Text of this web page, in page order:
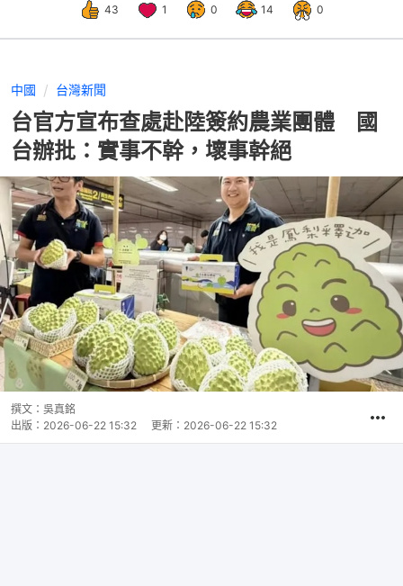
43 1 0 14 0
中國 台灣新聞
台官方宣布查處赴陸簽約農業團體 國
台辦批：實事不幹，壞事幹絕
撰文： 吳真銘
出版： 2026-06-22 15:32 更新： 2026-06-22 15:32